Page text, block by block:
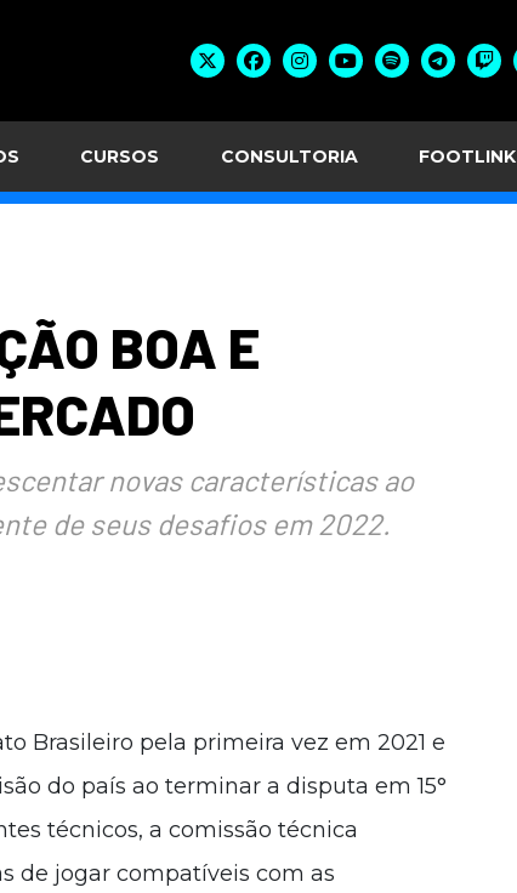
CURSOS CONSULTORIA FOOTLINK
BOA E
novas características ao
de seus desafios em 2022.
Brasileiro pela primeira vez em 2021 e
do país ao terminar a disputa em 15°
técnicos, a comissão técnica
de jogar compatíveis com as